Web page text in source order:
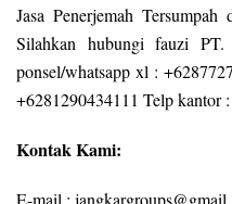
Jasa Penerjemah
Silahkan hubungi fauzi
ponsel/whatsapp xl :
+6281290434111 Telp kantor
Kontak Kami:
E-mail :